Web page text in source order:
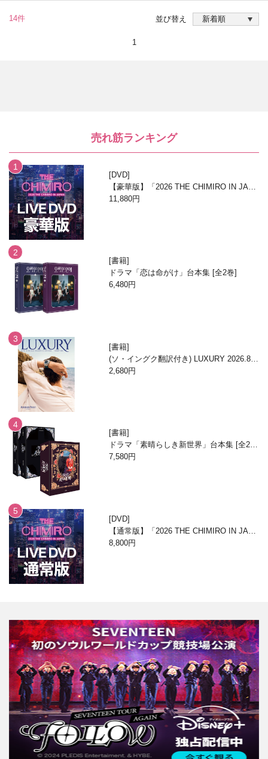
14件
1
並び替え
売れ筋ランキング
DVD
【豪華版】「2026 THE CHIMIRO IN JAPA
N」DVD
11,880円
書籍
ドラマ「恋は命がけ」台本集 [全2巻]
6,480円
書籍
(ソ・イングク翻訳付き) LUXURY 2026.8月
号
2,680円
書籍
ドラマ「素晴らしき新世界」台本集 [全2
巻/ブックケースエディション]
7,580円
DVD
【通常版】「2026 THE CHIMIRO IN JAPA
N」DVD
8,800円